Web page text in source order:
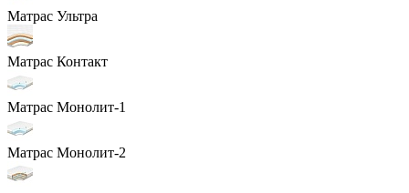
Матрас Ультра
Матрас Контакт
Матрас Монолит-1
Матрас Монолит-2